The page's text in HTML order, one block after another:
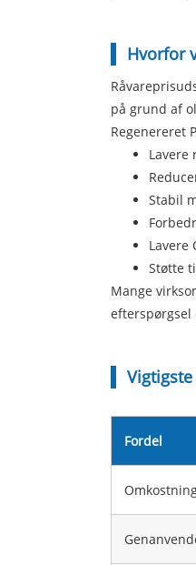
Hvorfor
på grund af
Regenereret
Lavere
Stabil
Lavere
Støtte
Mange
Fordel